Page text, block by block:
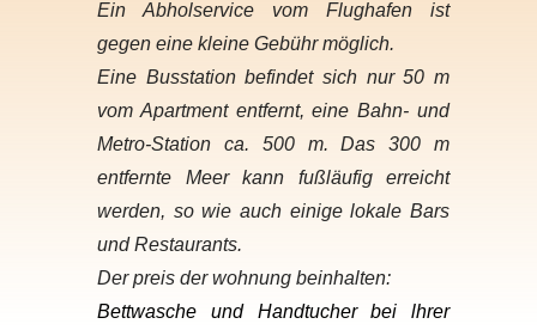
Ein Abholservice vom Flughafen ist
gegen eine kleine Gebühr möglich.
Eine Busstation befindet sich nur 50 m
vom Apartment entfernt, eine Bahn- und
Metro-Station ca. 500 m. Das 300 m
entfernte Meer kann fußläufig erreicht
werden, so wie auch einige lokale Bars
und Restaurants.
Der preis der wohnung beinhalten:
Bettwasche und Handtucher bei lhrer